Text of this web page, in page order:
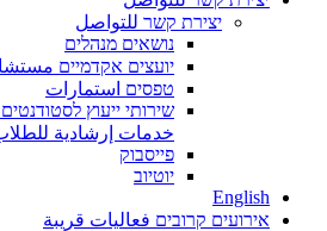
יצירת קשר للتواصل
נושאים מנהלים
יועצים אקדמיים
טפסים استمارات
שירותי ייעוץ
خدمات إرشادية
פייסבוק
יוטיוב
English
אירועים קרובים فعاليات قريبة